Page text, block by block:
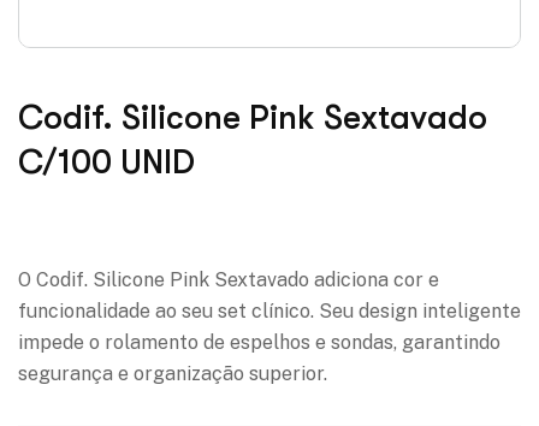
Codif. Silicone Pink Sextavado
C/100 UNID
O Codif. Silicone Pink Sextavado adiciona cor e
funcionalidade ao seu set clínico. Seu design inteligente
impede o rolamento de espelhos e sondas, garantindo
segurança e organização superior.